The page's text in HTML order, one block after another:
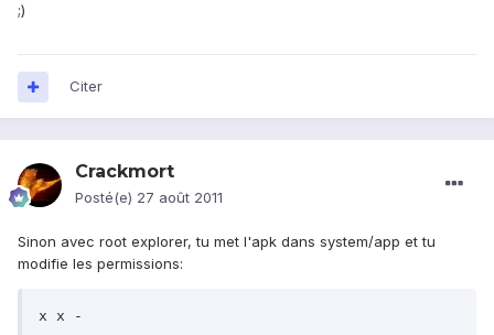
;)
Citer
Crackmort
Posté(e) 27 août 2011
Sinon avec root explorer, tu met l'apk dans system/app et tu
modifie les permissions:
x x -